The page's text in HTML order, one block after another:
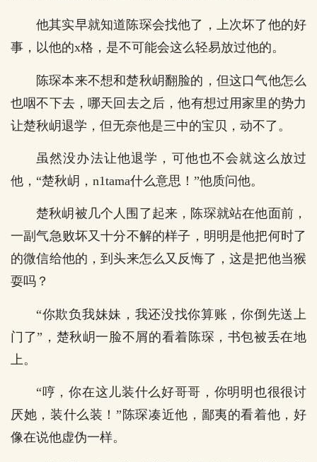
他其实早就知道陈琛会找他了，上次坏了他的好
事，以他的x格，是不可能会这么轻易放过他的。
陈琛本来不想和楚秋岄翻脸的，但这口气他怎么
也咽不下去，哪天回去之后，他有想过用家里的势力
让楚秋岄退学，但无奈他是三中的宝贝，动不了。
虽然没办法让他退学，可他也不会就这么放过
他，“楚秋岄，n1tama什么意思！”他质问他。
楚秋岄被几个人围了起来，陈琛就站在他面前，
一副气急败坏又十分不解的样子，明明是他把何时了
的微信给他的，到头来怎么又反悔了，这是把他当猴
耍吗？
“你欺负我妹妹，我还没找你算账，你倒先送上
门了”，楚秋岄一脸不屑的看着陈琛，书包被丢在地
上。
“哼，你在这儿装什么好哥哥，你明明也很很讨
厌她，装什么装！”陈琛凑近他，鄙夷的看着他，好
像在说他虚伪一样。